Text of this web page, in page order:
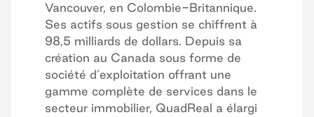
Vancouver, en Colombie-Britannique.
Ses actifs sous gestion se chiffrent à
98,5 milliards de dollars. Depuis sa
création au Canada sous forme de
société d’exploitation offrant une
gamme complète de services dans le
secteur immobilier, QuadReal a élargi